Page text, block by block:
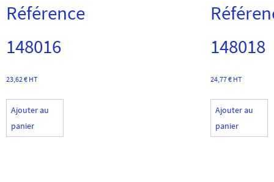
Référence
148016
23,62 € HT
Ajouter au
panier
148018
24,77€ HT
Ajouter au
panier